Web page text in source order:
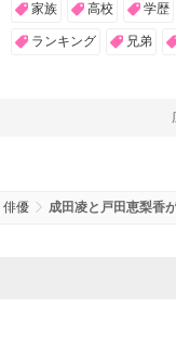
家族 高校 学歴
ランキング 兄弟
俳優 成田凌と戸田恵梨香